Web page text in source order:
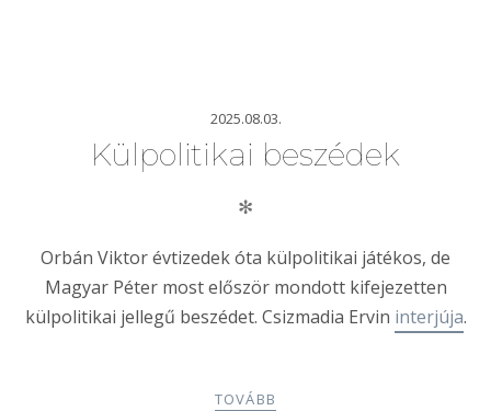
2025.08.03.
Külpolitikai beszédek
✻
Orbán Viktor évtizedek óta külpolitikai játékos, de
Magyar Péter most először mondott kifejezetten
külpolitikai jellegű beszédet. Csizmadia Ervin interjúja.
TOVÁBB